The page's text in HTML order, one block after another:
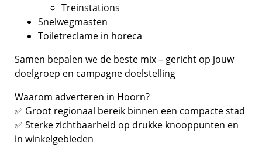
Treinstations
Snelwegmasten
Toiletreclame in horeca
Samen bepalen we de beste mix – gericht op jouw
doelgroep en campagne doelstelling
Waarom adverteren in Hoorn?
✅ Groot regionaal bereik binnen een compacte stad
✅ Sterke zichtbaarheid op drukke knooppunten en
in winkelgebieden